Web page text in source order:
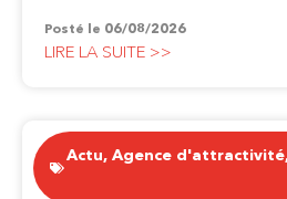
Posté le 06/08/2026
LIRE LA SUITE >>
Actu, Agence d'attractivité